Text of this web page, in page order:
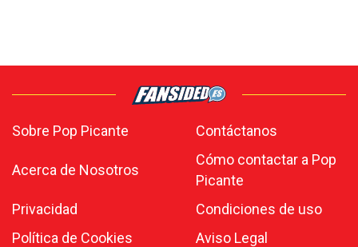
Sobre Pop Picante Contáctanos
Acerca de Nosotros
Cómo contactar a Pop
Picante
Privacidad
Condiciones de uso
Política de Cookies
Aviso Legal